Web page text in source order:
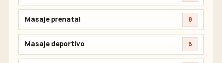
Masaje prenatal 8
Masaje deportivo 6